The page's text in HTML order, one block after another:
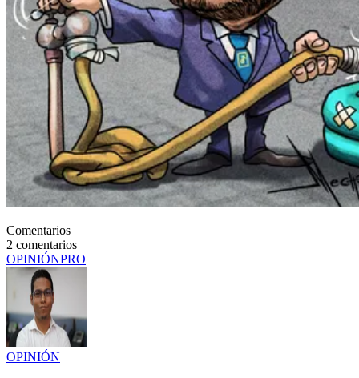
Comentarios
2 comentarios
OPINIÓNPRO
OPINIÓN